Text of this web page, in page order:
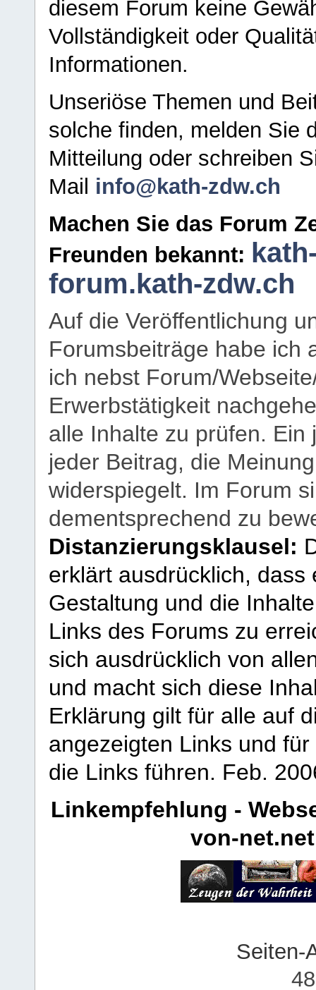
diesem Forum keine
Vollständigkeit oder
Informationen.
Unseriöse Themen und
solche finden, melden Sie
Mitteilung oder schreiben
Mail info@kath-zdw.ch
Machen Sie das Forum
Freunden bekannt:
forum.kath-zdw.ch
Auf die Veröffentlichung
Forumsbeiträge habe ich
ich nebst Forum/
Erwerbstätigkeit
alle Inhalte zu prüfen.
jeder Beitrag, die
widerspiegelt. Im Forum
dementsprechend zu
Distanzierungsklausel:
erklärt ausdrücklich,
Gestaltung und die
Links des Forums zu
sich ausdrücklich von
und macht sich diese
Erklärung gilt für alle auf
angezeigten Links und
die Links führen. Feb.
Linkempfehlung -
von-net.net
Seiten-